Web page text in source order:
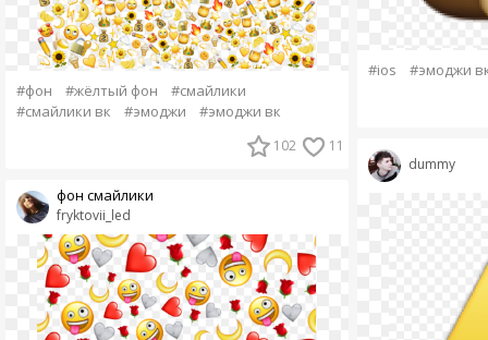
#фон #жёлтый фон
#смайлики
#смайлики вк
#эмоджи #эмоджи вк
102 11
fryktovii_led
фон смайлики
#ios #эмоджи
dummy